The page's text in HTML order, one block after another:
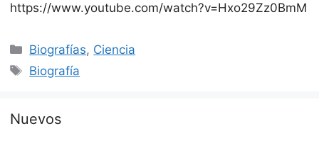
https://www.youtube.com/watch?v=Hxo29Zz0BmM
Categorías
Biografías, Ciencia
Etiquetas
Biografía
Nuevos